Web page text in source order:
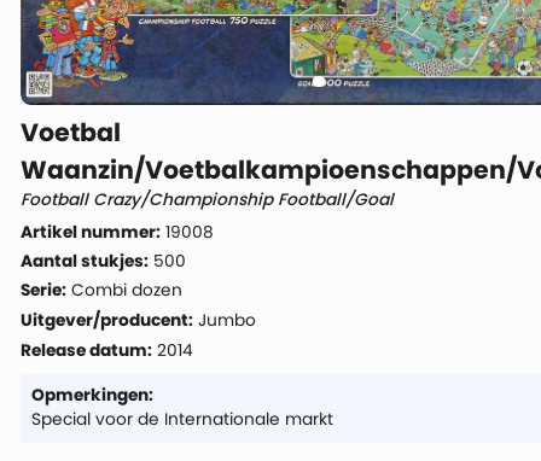
Voetbal
Waanzin/Voetbalkampioenschappen/
Football Crazy/Championship Football/Goal
Artikel nummer: 19008
Aantal stukjes: 500
Serie: Combi dozen
Uitgever/producent: Jumbo
Release datum: 2014
Opmerkingen:
Special voor de Internationale markt